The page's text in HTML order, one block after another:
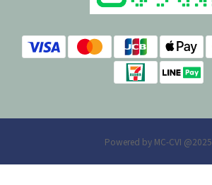
Powered by MC-CVI @2025